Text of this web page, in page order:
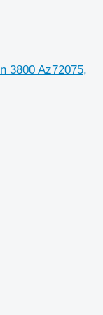
3800 Az72075,